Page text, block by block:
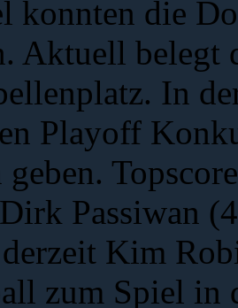
konnten die
Aktuell belegt
In
Playoff
geben.
Passiwan
Kim
zum Spiel in